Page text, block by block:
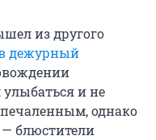
из другого
дежурный
и не
однако
— блюстители